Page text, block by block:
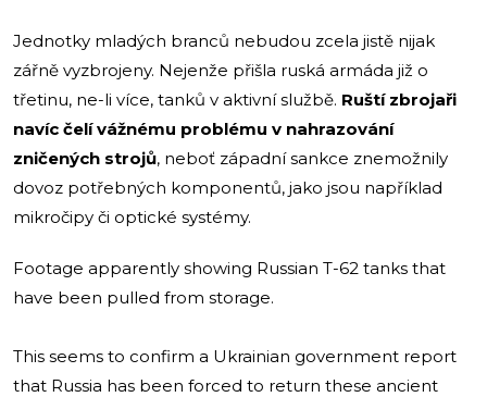
Jednotky mladých branců nebudou zcela jistě nijak
zářně vyzbrojeny. Nejenže přišla ruská armáda již o
třetinu, ne-li více, tanků v aktivní službě. Ruští zbrojaři
navíc čelí vážnému problému v nahrazování
zničených strojů, neboť západní sankce znemožnily
dovoz potřebných komponentů, jako jsou například
mikročipy či optické systémy.
Footage apparently showing Russian T-62 tanks that
have been pulled from storage.
This seems to confirm a Ukrainian government report
that Russia has been forced to return these ancient